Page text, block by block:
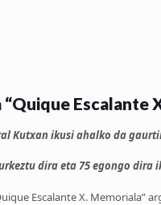
“Quique
Kutxan ikusi ahalko da
dira eta 75 egongo dira
Escalante X. Memoriala”